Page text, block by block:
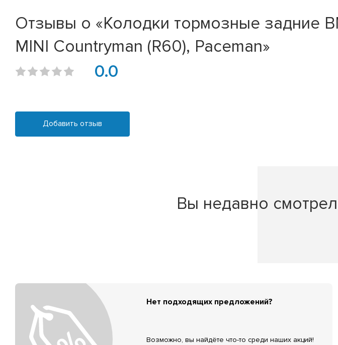
Отзывы о «Колодки тормозные задние
MINI Countryman (R60), Paceman»
0.0
Добавить отзыв
Вы недавно
Нет подходящих предложений?
Возможно, вы найдёте что-то среди наших акций!